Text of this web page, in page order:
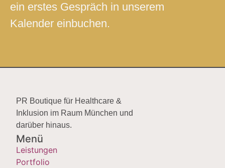
ein erstes Gespräch in unserem
Kalender einbuchen.
PR Boutique für Healthcare &
Inklusion im Raum München und
darüber hinaus.
Menü
Leistungen
Portfolio